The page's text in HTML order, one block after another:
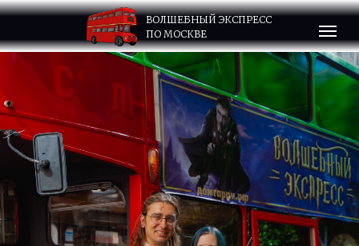
ВОЛШЕБНЫЙ ЭКСПРЕСС
ПО МОСКВЕ